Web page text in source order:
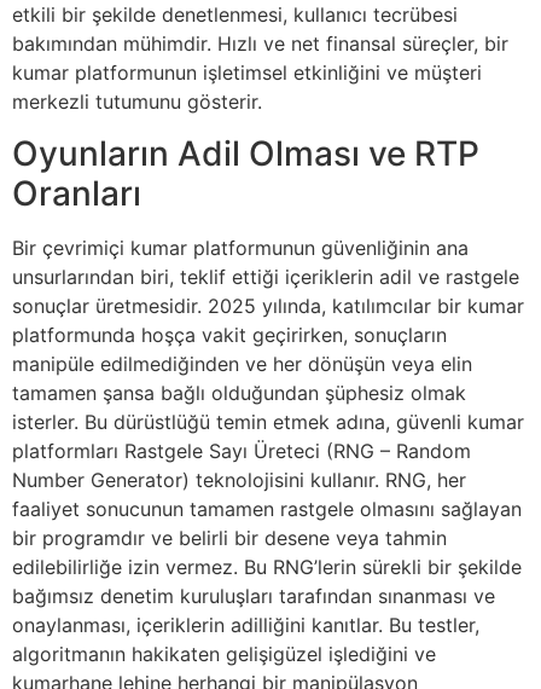
etkili bir şekilde denetlenmesi, kullanıcı tecrübesi
bakımından mühimdir. Hızlı ve net finansal süreçler, bir
kumar platformunun işletimsel etkinliğini ve müşteri
merkezli tutumunu gösterir.
Oyunların Adil Olması ve RTP
Oranları
Bir çevrimiçi kumar platformunun güvenliğinin ana
unsurlarından biri, teklif ettiği içeriklerin adil ve rastgele
sonuçlar üretmesidir. 2025 yılında, katılımcılar bir kumar
platformunda hoşça vakit geçirirken, sonuçların
manipüle edilmediğinden ve her dönüşün veya elin
tamamen şansa bağlı olduğundan şüphesiz olmak
isterler. Bu dürüstlüğü temin etmek adına, güvenli kumar
platformları Rastgele Sayı Üreteci (RNG – Random
Number Generator) teknolojisini kullanır. RNG, her
faaliyet sonucunun tamamen rastgele olmasını sağlayan
bir programdır ve belirli bir desene veya tahmin
edilebilirliğe izin vermez. Bu RNG’lerin sürekli bir şekilde
bağımsız denetim kuruluşları tarafından sınanması ve
onaylanması, içeriklerin adilliğini kanıtlar. Bu testler,
algoritmanın hakikaten gelişigüzel işlediğini ve
kumarhane lehine herhangi bir manipülasyon